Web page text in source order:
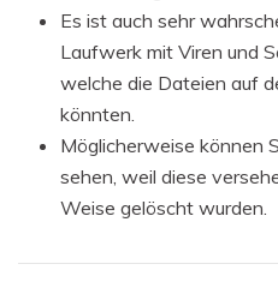
Es ist auch sehr
Laufwerk mit Viren und
welche die Dateien auf
könnten.
Möglicherweise können
sehen, weil diese
Weise gelöscht wurden.